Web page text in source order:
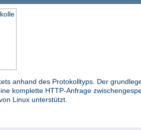
anhand des Protokolltyps. Der
komplette HTTP-Anfrage
Linux unterstützt.